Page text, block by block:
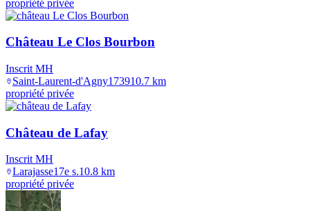
propriété privée
Château Le Clos Bourbon
Inscrit MH
Saint-Laurent-d'Agny173910.7 km
propriété privée
Château de Lafay
Inscrit MH
Larajasse17e s.10.8 km
propriété privée